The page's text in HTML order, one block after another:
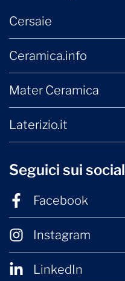
Cersaie
Ceramica.info
Mater Ceramica
Laterizio.it
Seguici sui social
Facebook
Instagram
LinkedIn